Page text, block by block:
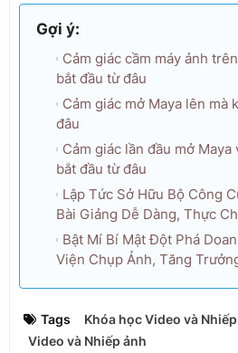
Gợi ý:
Cảm giác cầm máy ảnh
bắt đầu từ đâu
Cảm giác mở Maya lên mà
đâu
Cảm giác lần đầu mở
bắt đầu từ đâu
Lập Tức Sở Hữu Bộ Công
Bài Giảng Dễ Dàng, Thực
Bật Mí Bí Mật Đột Phá
Viện Chụp Ảnh, Tăng
Tags
Khóa học Video và
Video và Nhiếp ảnh